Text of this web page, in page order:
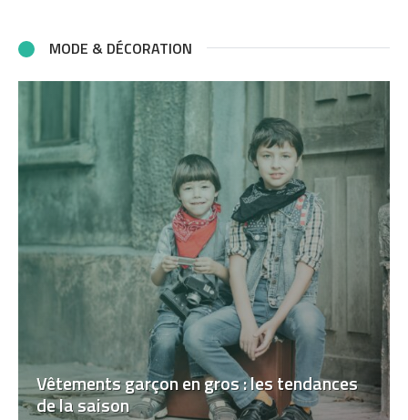
MODE & DÉCORATION
Vêtements garçon en gros : les tendances
de la saison